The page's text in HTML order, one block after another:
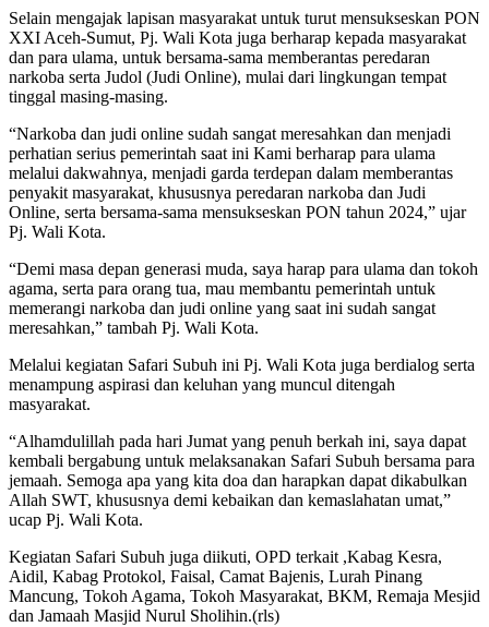
Selain mengajak lapisan masyarakat untuk turut mensukseskan PON
XXI Aceh-Sumut, Pj. Wali Kota juga berharap kepada masyarakat
dan para ulama, untuk bersama-sama memberantas peredaran
narkoba serta Judol (Judi Online), mulai dari lingkungan tempat
tinggal masing-masing.
“Narkoba dan judi online sudah sangat meresahkan dan menjadi
perhatian serius pemerintah saat ini Kami berharap para ulama
melalui dakwahnya, menjadi garda terdepan dalam memberantas
penyakit masyarakat, khususnya peredaran narkoba dan Judi
Online, serta bersama-sama mensukseskan PON tahun 2024,” ujar
Pj. Wali Kota.
“Demi masa depan generasi muda, saya harap para ulama dan tokoh
agama, serta para orang tua, mau membantu pemerintah untuk
memerangi narkoba dan judi online yang saat ini sudah sangat
meresahkan,” tambah Pj. Wali Kota.
Melalui kegiatan Safari Subuh ini Pj. Wali Kota juga berdialog serta
menampung aspirasi dan keluhan yang muncul ditengah
masyarakat.
“Alhamdulillah pada hari Jumat yang penuh berkah ini, saya dapat
kembali bergabung untuk melaksanakan Safari Subuh bersama para
jemaah. Semoga apa yang kita doa dan harapkan dapat dikabulkan
Allah SWT, khususnya demi kebaikan dan kemaslahatan umat,”
ucap Pj. Wali Kota.
Kegiatan Safari Subuh juga diikuti, OPD terkait ,Kabag Kesra,
Aidil, Kabag Protokol, Faisal, Camat Bajenis, Lurah Pinang
Mancung, Tokoh Agama, Tokoh Masyarakat, BKM, Remaja Mesjid
dan Jamaah Masjid Nurul Sholihin.(rls)